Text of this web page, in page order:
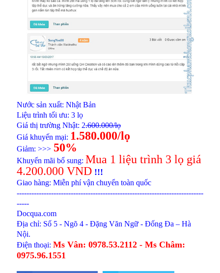
Nước sản xuất: Nhật Bản
Liệu trình tối ưu: 3 lọ
Giá thị trường Nhật: 2.600.000/lọ
Giá khuyến mại: 1.580.000/lọ
Giảm: >>> 50%
Khuyến mãi bổ sung: Mua 1 liệu trình 3 lọ giá
4.200.000 VND !!!
Giao hàng: Miễn phí vận chuyển toàn quốc
----------------------------------------------------------------------------
-----
Docqua.com
Địa chỉ: Số 5 - Ngõ 4 - Đặng Văn Ngữ - Đống Đa – Hà
Nội.
Điện thoại: Ms Vân: 0978.53.2112 - Ms Châm:
0975.96.1551